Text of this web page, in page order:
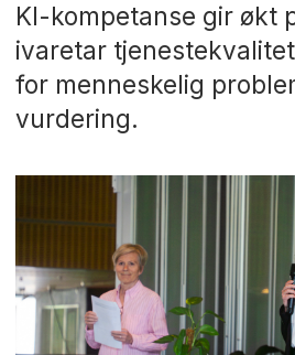
KI-kompetanse gir økt
ivaretar
for menneskelig
vurdering.